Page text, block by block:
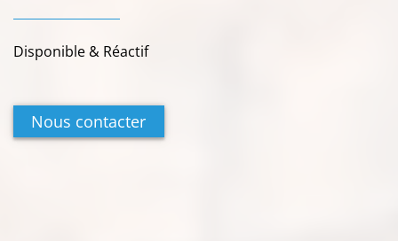
Disponible & Réactif
Nous contacter